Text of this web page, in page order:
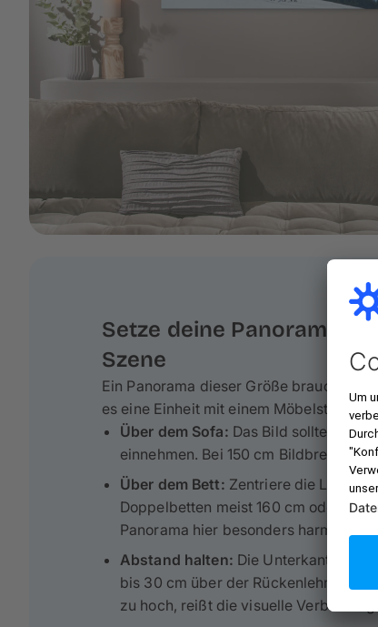
Setze deine Panorama-
Szene
Ein Panorama dieser Größe braucht
es eine Einheit mit einem Möbelstück.
Über dem Sofa: Das Bild sollte etwa
einnehmen. Bei 150 cm Bildbreite
Über dem Bett: Zentriere die
Doppelbetten meist 160 cm oder 180
Panorama hier besonders harmonisch
Abstand halten: Die Unterkante der
bis 30 cm über der Rückenlehne
zu hoch, reißt die visuelle Verbindung